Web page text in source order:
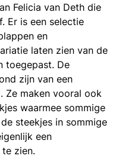
Felicia van Deth die
Er is een selectie
en
laten zien van de
toegepast. De
zijn van een
Ze maken vooral ook
waarmee sommige
steekjes in sommige
een
zien.